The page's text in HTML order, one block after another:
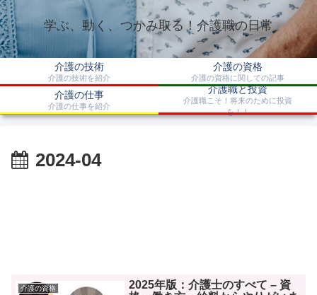
学ぶ、動く、つかみ取る！介護職の日常
介護の技術
介護の技術を紹介
介護の資格
介護の資格に関しての記事
介護の仕事
介護の仕事を紹介
介護職と投資
介護職こそ！将来のために投資
を！！
2024-04
介護の資格
2025年版：介護士のすべて – 資